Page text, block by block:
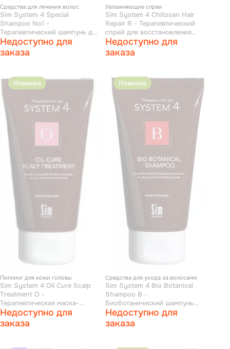
Средства для лечения волос
Sim System 4 Special
Shampoo No1 -
Терапевтический шампунь для
нормальной и жирной кожи
головы 75 мл
Недоступно для
заказа
Увлажняющие спреи
Sim System 4 Chitosan Hair
Repair R - Терапевтический
спрей для восстановления
структуры волос 50 мл
Недоступно для
заказа
Новинка
Пиллинг для кожи головы
Sim System 4 Oil Cure Scalp
Treatment O -
Терапевтическая маска-
пилинг для глубокого
очищения кожи головы 75 мл
Недоступно для
заказа
Новинка
Средства для ухода за волосами
Sim System 4 Bio Botanical
Shampoo B -
Биоботанический шампунь
против выпадения и для
стимуляции волос 75 мл
Недоступно для
заказа